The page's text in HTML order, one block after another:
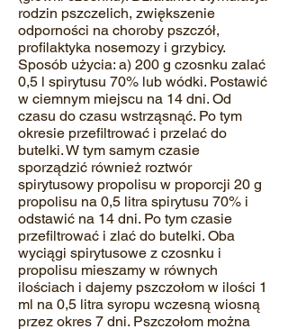
rodzin pszczelich, zwiększenie
odporności na choroby pszczół,
profilaktyka nosemozy i grzybicy.
Sposób użycia: a) 200 g czosnku zalać
0,5 l spirytusu 70% lub wódki. Postawić
w ciemnym miejscu na 14 dni. Od
czasu do czasu wstrząsnąć. Po tym
okresie przefiltrować i przelać do
butelki. W tym samym czasie
sporządzić również roztwór
spirytusowy propolisu w proporcji 20 g
propolisu na 0,5 litra spirytusu 70% i
odstawić na 14 dni. Po tym czasie
przefiltrować i zlać do butelki. Oba
wyciągi spirytusowe z czosnku i
propolisu mieszamy w równych
ilościach i dajemy pszczołom w ilości 1
ml na 0,5 litra syropu wczesną wiosną
przez okres 7 dni. Pszczołom można